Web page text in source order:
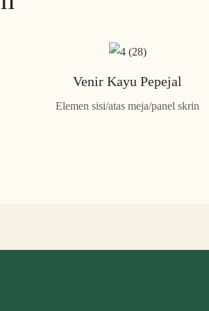
Venir Kayu Pepejal
Elemen sisi/atas meja/panel skrin